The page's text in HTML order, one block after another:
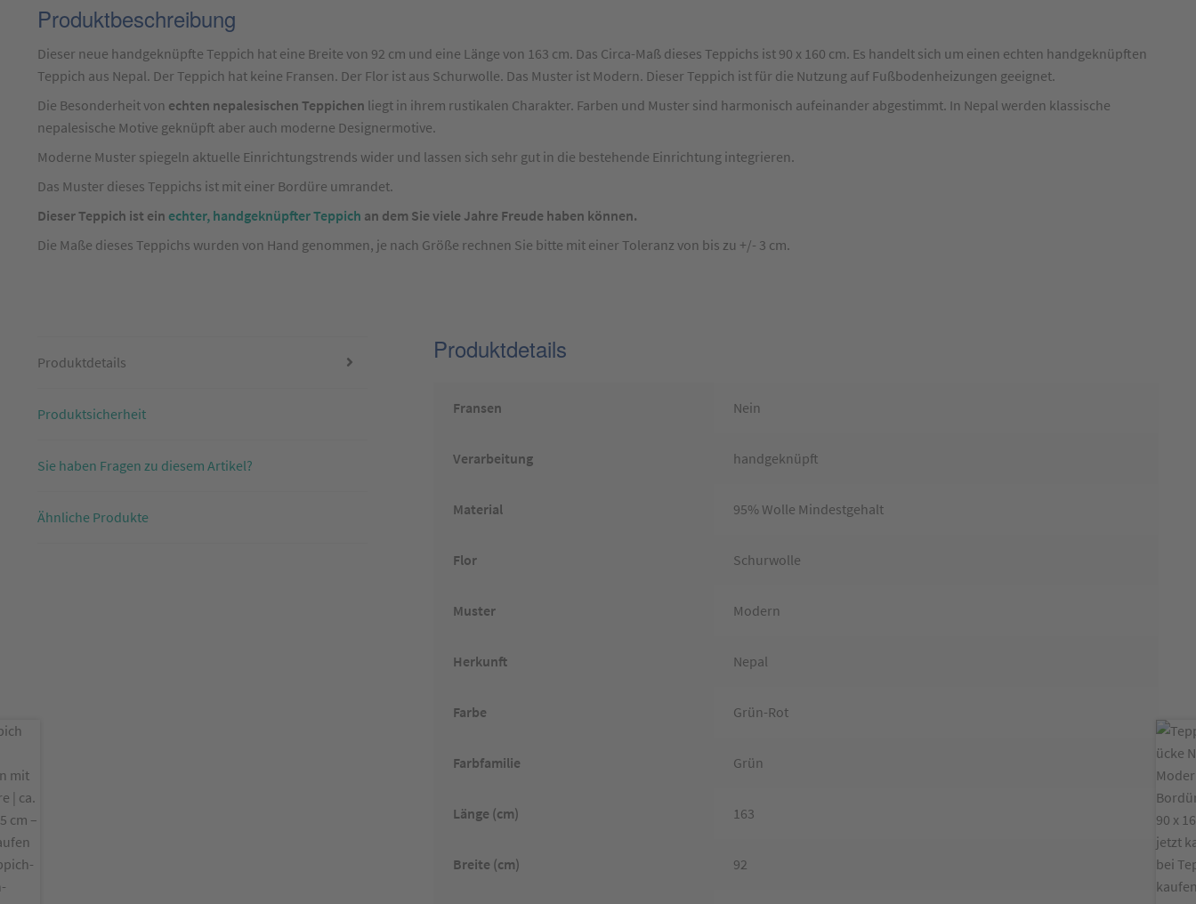
Produktbeschreibung
für
Teppich
Nepal
Modern
mit
Bordüre
Grün/Rot
ca.
90
Produktbeschreibung
Dieser neue handgeknüpfte Teppich hat eine Breite von 92 cm und eine Länge von 163 cm. Das Circa-Maß dieses Teppichs ist 90 x 160 cm. Es handelt sich um einen echten handgeknüpften
Teppich aus Nepal. Der Teppich hat keine Fransen. Der Flor ist aus Schurwolle. Das Muster ist Modern. Dieser Teppich ist für die Nutzung auf Fußbodenheizungen geeignet.
Die Besonderheit von echten nepalesischen Teppichen liegt in ihrem rustikalen Charakter. Farben und Muster sind harmonisch aufeinander abgestimmt. In Nepal werden klassische
nepalesische Motive geknüpft aber auch moderne Designermotive.
Moderne Muster spiegeln aktuelle Einrichtungstrends wider und lassen sich sehr gut in die bestehende Einrichtung integrieren.
Das Muster dieses Teppichs ist mit einer Bordüre umrandet.
Dieser Teppich ist ein echter, handgeknüpfter Teppich an dem Sie viele Jahre Freude haben können.
Die Maße dieses Teppichs wurden von Hand genommen, je nach Größe rechnen Sie bitte mit einer Toleranz von bis zu +/- 3 cm.
Produktdetails
Produktsicherheit
Sie haben Fragen zu diesem Artikel?
Ähnliche Produkte
Produktdetails
Fransen Nein
Verarbeitung handgeknüpft
Material 95% Wolle Mindestgehalt
Flor Schurwolle
Muster Modern
Herkunft Nepal
Farbe Grün-Rot
Farbfamilie Grün
Länge (cm) 163
Breite (cm) 92